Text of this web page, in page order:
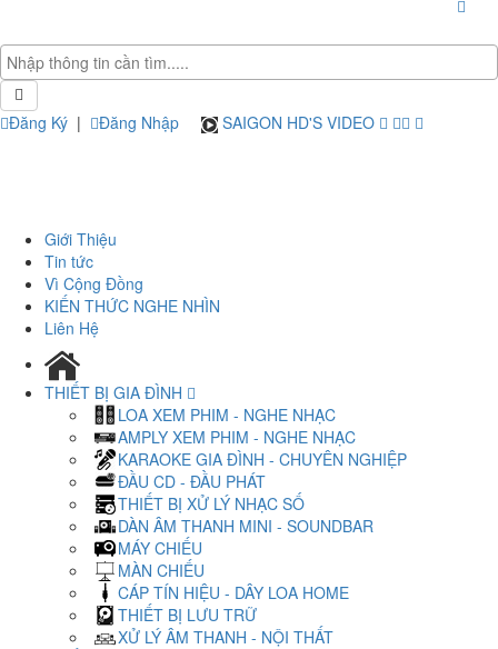
Đăng Ký | Đăng Nhập SAIGON HD'S VIDEO
Giới Thiệu
Tin tức
Vì Cộng Đồng
KIẾN THỨC NGHE NHÌN
Liên Hệ
THIẾT BỊ GIA ĐÌNH
LOA XEM PHIM - NGHE NHẠC
AMPLY XEM PHIM - NGHE NHẠC
KARAOKE GIA ĐÌNH - CHUYÊN NGHIỆP
ĐẦU CD - ĐẦU PHÁT
THIẾT BỊ XỬ LÝ NHẠC SỐ
DÀN ÂM THANH MINI - SOUNDBAR
MÁY CHIẾU
MÀN CHIẾU
CÁP TÍN HIỆU - DÂY LOA HOME
THIẾT BỊ LƯU TRỮ
XỬ LÝ ÂM THANH - NỘI THẤT